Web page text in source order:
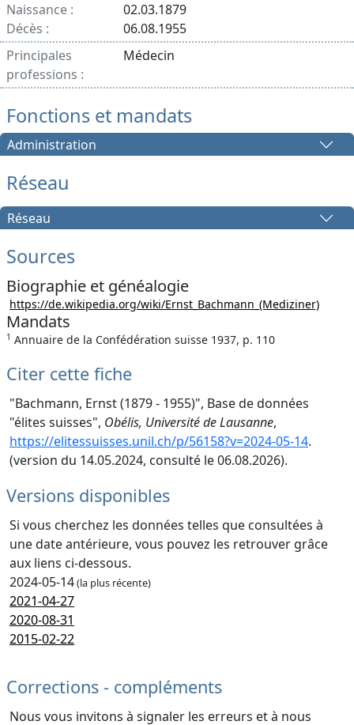
Naissance :
02.03.1879
Décès :
06.08.1955
Principales
professions :
Médecin
Fonctions et mandats
Administration
Réseau
Réseau
Sources
Biographie et généalogie
https://de.wikipedia.org/wiki/Ernst_Bachmann_(Mediziner)
Mandats
1 Annuaire de la Confédération suisse 1937, p. 110
Citer cette fiche
"Bachmann, Ernst (1879 - 1955)", Base de données
"élites suisses", Obélis, Université de Lausanne,
https://elitessuisses.unil.ch/p/56158?v=2024-05-14.
(version du 14.05.2024, consulté le 06.08.2026).
Versions disponibles
Si vous cherchez les données telles que consultées à
une date antérieure, vous pouvez les retrouver grâce
aux liens ci-dessous.
2024-05-14(la plus récente)
2021-04-27
2020-08-31
2015-02-22
Corrections - compléments
Nous vous invitons à signaler les erreurs et à nous